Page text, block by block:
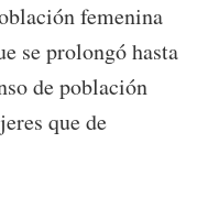
femenina
se prolongó hasta
de población
que de